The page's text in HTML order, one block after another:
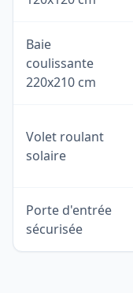
Baie
coulissante
220x210 cm
Volet roulant
solaire
Porte d'entrée
sécurisée